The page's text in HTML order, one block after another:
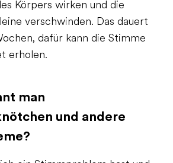
Körpers wirken und die
verschwinden. Das dauert
dafür kann die Stimme
erholen.
man
und andere